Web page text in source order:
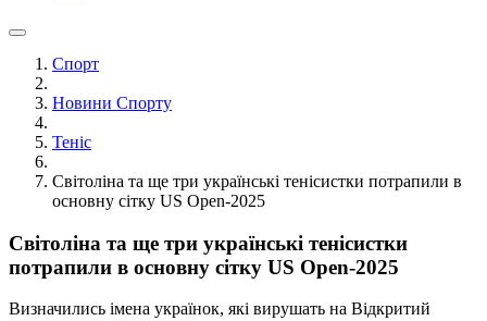
Спорт
Новини Спорту
Теніс
Світоліна та ще три українські тенісистки потрапили в
основну сітку US Open-2025
Світоліна та ще три українські тенісистки
потрапили в основну сітку US Open-2025
Визначились імена українок, які вирушать на Відкритий